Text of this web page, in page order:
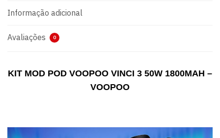
Informação adicional
Avaliações 0
KIT MOD POD VOOPOO VINCI 3 50W 1800MAH –
VOOPOO